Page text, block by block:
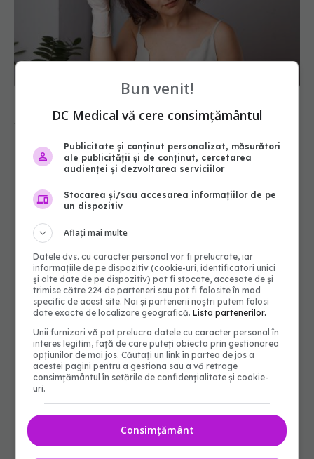
dermatologii despre intervalul de 3 săptămâni
Bun venit!
DC Medical vă cere consimțământul
Publicitate și conținut personalizat, măsurători
ale publicității și de conținut, cercetarea
audienței și dezvoltarea serviciilor
Stocarea și/sau accesarea informațiilor de pe
un dispozitiv
Aflați mai multe
Datele dvs. cu caracter personal vor fi prelucrate, iar
informațiile de pe dispozitiv (cookie-uri, identificatori unici
și alte date de pe dispozitiv) pot fi stocate, accesate de și
trimise către 224 de parteneri sau pot fi folosite în mod
specific de acest site. Noi și partenerii noștri putem folosi
date exacte de localizare geografică.Lista partenerilor.
Unii furnizori vă pot prelucra datele cu caracter personal în
interes legitim, față de care puteți obiecta prin gestionarea
opțiunilor de mai jos. Căutați un link în partea de jos a
acestei pagini pentru a gestiona sau a vă retrage
consimțământul în setările de confidențialitate și cookie-
uri.
Consimțământ